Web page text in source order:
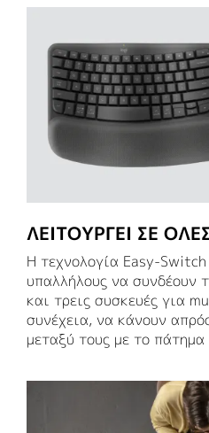
ΛΕΙΤΟΥΡΓΕΊ ΣΕ
Η τεχνολογία Easy-Switch
υπαλλήλους να συνδέουν
και τρεις συσκευές για
συνέχεια, να κάνουν
μεταξύ τους με το πάτημα